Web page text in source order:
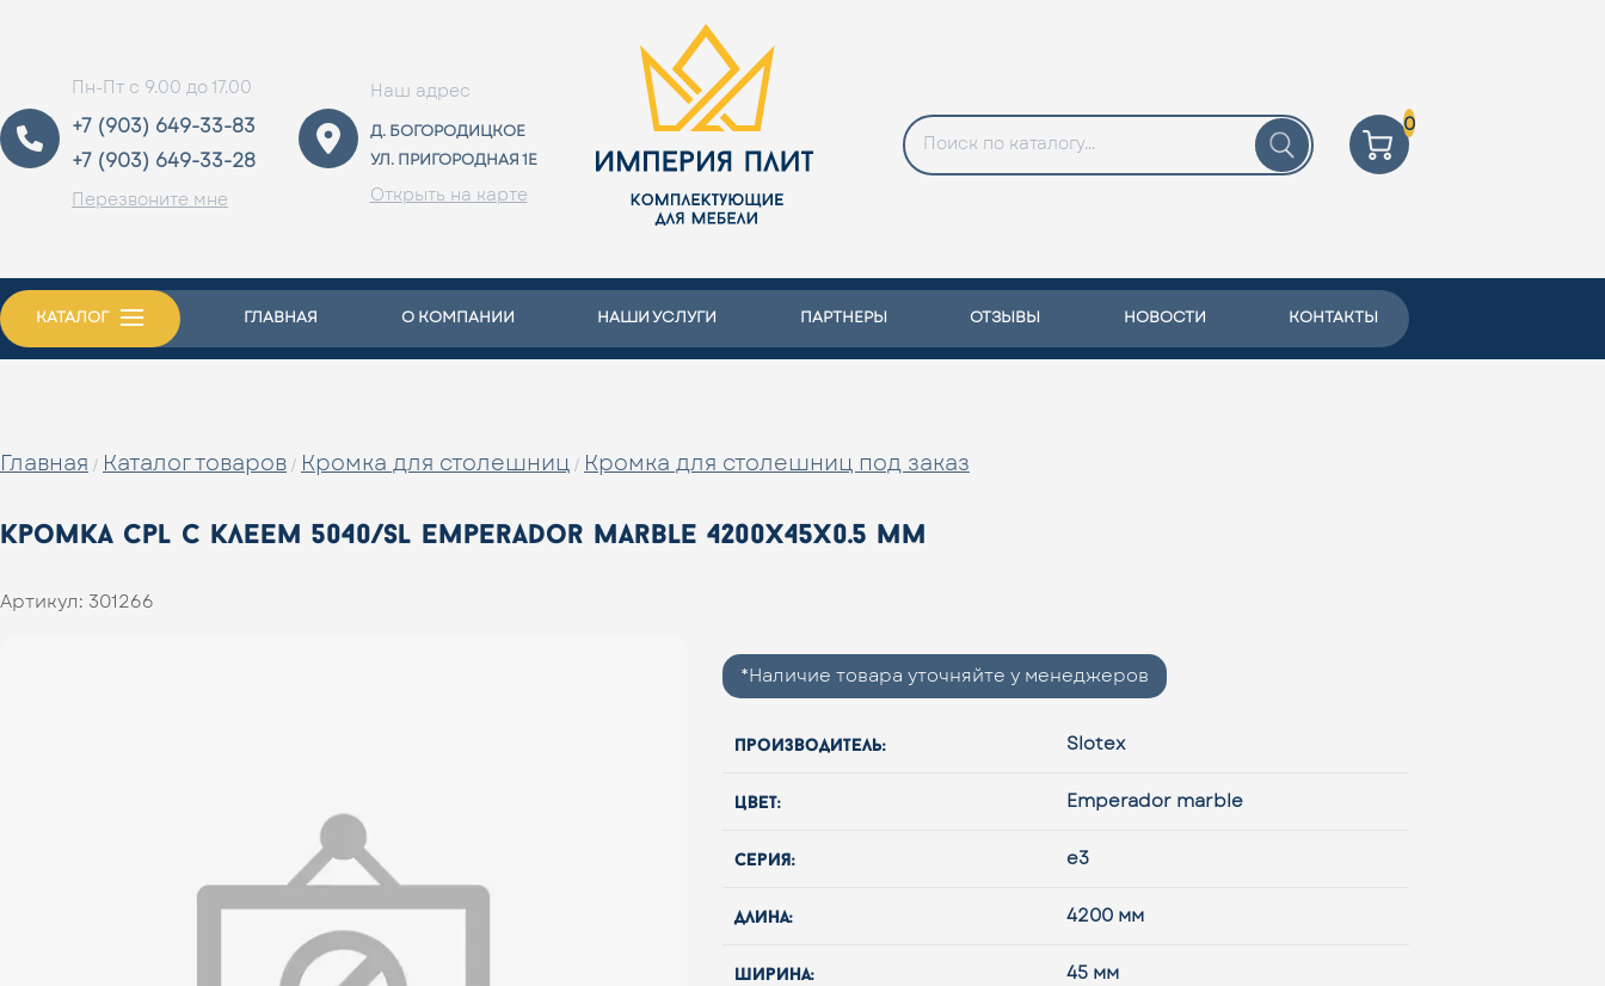
Пн-Пт с 9.00 до 17.00
+7 (903) 649-33-83
+7 (903) 649-33-28
Перезвоните мне
Наш адрес
Д. БОГОРОДИЦКОЕ
УЛ. ПРИГОРОДНАЯ 1Е
Открыть на карте
0
КАТАЛОГ ГЛАВНАЯ О КОМПАНИИ НАШИ УСЛУГИ ПАРТНЕРЫ ОТЗЫВЫ НОВОСТИ КОНТАКТЫ
Главная / Каталог товаров / Кромка для столешниц / Кромка для столешниц под заказ
кромка cpl с клеем 5040/sl emperador marble 4200x45x0.5 мм
Артикул: 301266
*Наличие товара уточняйте у менеджеров
производитель: Slotex
цвет: Emperador marble
серия: e3
длина: 4200 мм
ширина: 45 мм